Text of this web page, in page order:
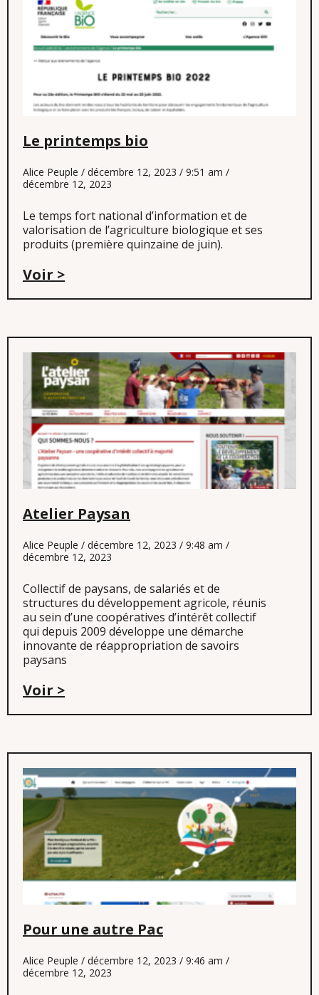
Le printemps bio
Alice Peuple décembre 12, 2023
9:51 am
décembre 12, 2023
Le temps fort national d’information et de
valorisation de l’agriculture biologique et ses
produits (première quinzaine de juin).
Voir >
Atelier Paysan
Alice Peuple décembre 12, 2023
9:48 am
décembre 12, 2023
Collectif de paysans, de salariés et de
structures du développement agricole, réunis
au sein d’une coopératives d’intérêt collectif
qui depuis 2009 développe une démarche
innovante de réappropriation de savoirs
paysans
Voir >
Pour une autre Pac
Alice Peuple décembre 12, 2023
9:46 am
décembre 12, 2023